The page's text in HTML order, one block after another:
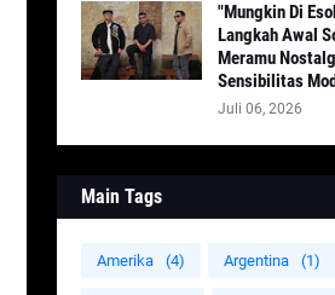
"Mungkin Di
Langkah Awal
Meramu
Sensibilitas
Juli 06, 2026
Main Tags
Amerika (4) Argentina (1)